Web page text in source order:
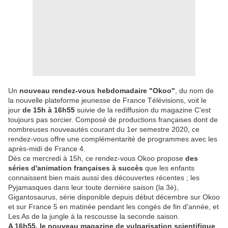
Un nouveau rendez-vous hebdomadaire "Okoo" , du nom de
la nouvelle plateforme jeunesse de France Télévisions, voit le
jour de 15h à 16h55 suivie de la rediffusion du magazine C'est
toujours pas sorcier. Composé de productions françaises dont de
nombreuses nouveautés courant du 1er semestre 2020, ce
rendez-vous offre une complémentarité de programmes avec les
après-midi de France 4.
Dès ce mercredi à 15h, ce rendez-vous Okoo propose des
séries d'animation françaises à succès que les enfants
connaissent bien mais aussi des découvertes récentes ; les
Pyjamasques dans leur toute dernière saison (la 3è),
Gigantosaurus, série disponible depuis début décembre sur Okoo
et sur France 5 en matinée pendant les congés de fin d'année, et
Les As de la jungle à la rescousse la seconde saison.
A 16h55, le nouveau magazine de vulgarisation scientifique